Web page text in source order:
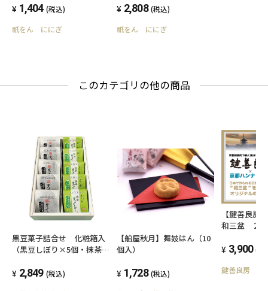
1,404 (税込)
祇をん ににぎ
2,808 (税込)
祇をん ににぎ
このカテゴリの他の商品
黒豆菓子詰合せ 化粧箱入
（黒豆しぼり×5個・抹茶黒
2,849 (税込)
【船屋秋月】舞妓はん（10
個入）
1,728 (税込)
【鍵善良房
和三盆 ２
3,900 (税
鍵善良房